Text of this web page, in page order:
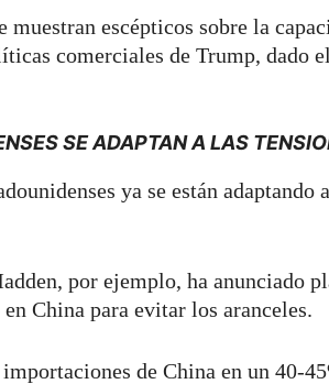
muestran escépticos sobre la
comerciales de Trump, dado
SE ADAPTAN A LAS
ya se están adaptando
por ejemplo, ha anunciado
China para evitar los aranceles.
de China en un 40-